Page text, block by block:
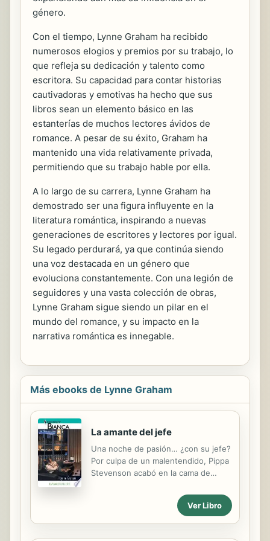
género.
Con el tiempo, Lynne Graham ha recibido
numerosos elogios y premios por su trabajo, lo
que refleja su dedicación y talento como
escritora. Su capacidad para contar historias
cautivadoras y emotivas ha hecho que sus
libros sean un elemento básico en las
estanterías de muchos lectores ávidos de
romance. A pesar de su éxito, Graham ha
mantenido una vida relativamente privada,
permitiendo que su trabajo hable por ella.
A lo largo de su carrera, Lynne Graham ha
demostrado ser una figura influyente en la
literatura romántica, inspirando a nuevas
generaciones de escritores y lectores por igual.
Su legado perdurará, ya que continúa siendo
una voz destacada en un género que
evoluciona constantemente. Con una legión de
seguidores y una vasta colección de obras,
Lynne Graham sigue siendo un pilar en el
mundo del romance, y su impacto en la
narrativa romántica es innegable.
Más ebooks de Lynne Graham
La amante del jefe
Una noche de pasión… ¿con su jefe?
Por culpa de un malentendido, Pippa
Stevenson acabó en la cama de
nuevo jefe fuera bajito, gordo y
calvo… ¡no aquel dios italiano! La
Ver Libro